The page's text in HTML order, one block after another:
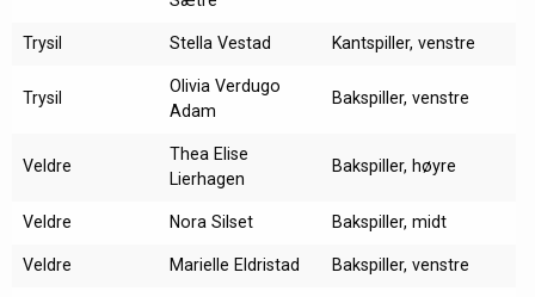
Trysil Stella Vestad Kantspiller, venstre
Trysil
Olivia Verdugo
Adam
Bakspiller, venstre
Veldre
Thea Elise
Lierhagen
Bakspiller, høyre
Veldre Nora Silset Bakspiller, midt
Veldre Marielle Eldristad Bakspiller, venstre